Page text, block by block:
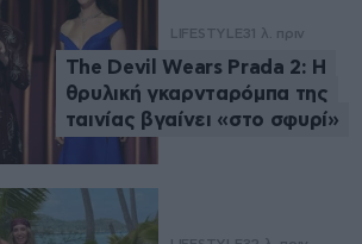
LIFESTYLE31 λ. πριν
The Devil Wears Prada 2: Η
θρυλική γκαρνταρόμπα της
ταινίας βγαίνει «στο σφυρί»